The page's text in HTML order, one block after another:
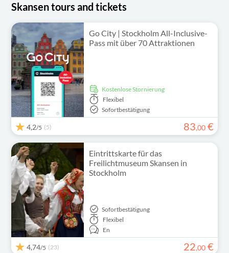
Skansen tours and tickets
Go City | Stockholm All-Inclusive-
Pass mit über 70 Attraktionen
kostenlose Stornierung
Flexibel
Sofortbestätigung
4,2/5 (5) 83,00 €
Eintrittskarte für das
Freilichtmuseum Skansen in
Stockholm
Sofortbestätigung
Flexibel
En
4,74/5 (23) 22,00 €